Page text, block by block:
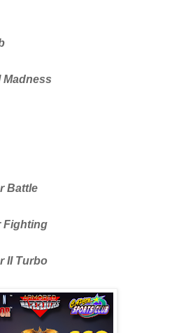
Battle
Fighting
II Turbo